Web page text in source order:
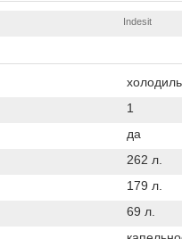
Indesit
1
да
262 л.
179 л.
69 л.